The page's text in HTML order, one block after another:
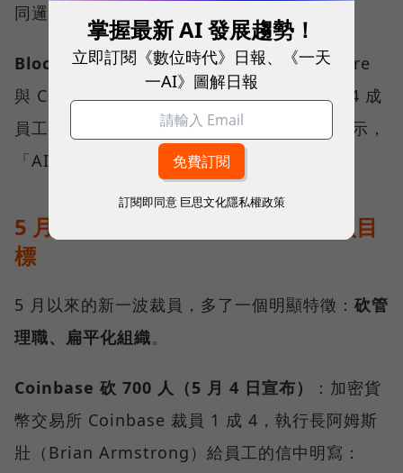
同邏輯。
Block（4,000 人，2 月 25 日宣布）：Square
與 Cash App 的母公司 Block，裁掉相當於 4 成
員工數。創辦人多西（Jack Dorsey）公開表示，
「AI 工具改變了公司運作方式」。
5 月新一波：「管理層」也成為裁員目
標
5 月以來的新一波裁員，多了一個明顯特徵： 砍管
理職、扁平化組織。
Coinbase 砍 700 人（5 月 4 日宣布）
：加密貨
幣交易所 Coinbase 裁員 1 成 4，執行長阿姆斯
壯（Brian Armstrong）給員工的信中明寫：
掌握最新 AI 發展趨勢！
立即訂閱《數位時代》日報、《一天
一AI》圖解日報
訂閱即同意 巨思文化隱私權政策